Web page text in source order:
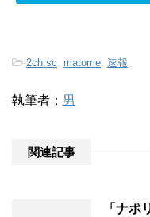
-2ch.sc matome 速報
執筆者： 男
関連記事
「ナポ